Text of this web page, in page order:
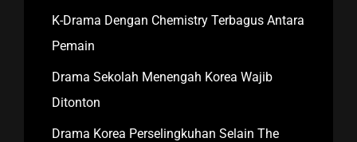
K-Drama Dengan Chemistry Terbagus Antara
Pemain
Drama Sekolah Menengah Korea Wajib
Ditonton
Drama Korea Perselingkuhan Selain The